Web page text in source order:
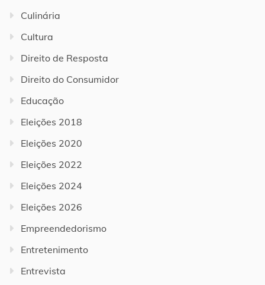
Culinária
Cultura
Direito de Resposta
Direito do Consumidor
Educação
Eleições 2018
Eleições 2020
Eleições 2022
Eleições 2024
Eleições 2026
Empreendedorismo
Entretenimento
Entrevista